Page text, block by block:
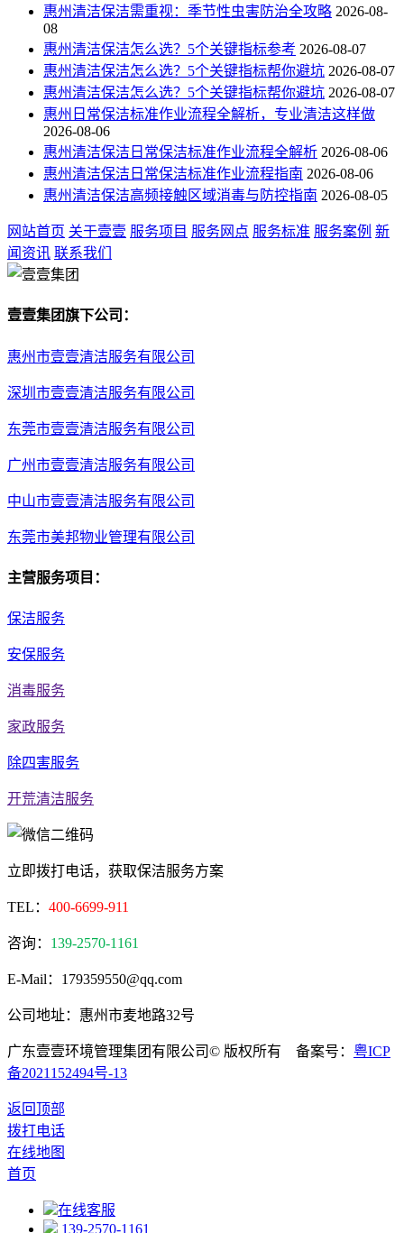
惠州清洁保洁需重视：季节性虫害防治全攻略 2026-08-
08
惠州清洁保洁怎么选？5个关键指标参考 2026-08-07
惠州清洁保洁怎么选？5个关键指标帮你避坑 2026-08-07
惠州清洁保洁怎么选？5个关键指标帮你避坑 2026-08-07
惠州日常保洁标准作业流程全解析，专业清洁这样做
2026-08-06
惠州清洁保洁日常保洁标准作业流程全解析 2026-08-06
惠州清洁保洁日常保洁标准作业流程指南 2026-08-06
惠州清洁保洁高频接触区域消毒与防控指南 2026-08-05
网站首页 关于壹壹 服务项目 服务网点 服务标准 服务案例 新
闻资讯 联系我们
壹壹集团旗下公司：
惠州市壹壹清洁服务有限公司
深圳市壹壹清洁服务有限公司
东莞市壹壹清洁服务有限公司
广州市壹壹清洁服务有限公司
中山市壹壹清洁服务有限公司
东莞市美邦物业管理有限公司
主营服务项目：
保洁服务
安保服务
消毒服务
家政服务
除四害服务
开荒清洁服务
立即拨打电话，获取保洁服务方案
TEL： 400-6699-911
咨询： 139-2570-1161
E-Mail：179359550@qq.com
公司地址：惠州市麦地路32号
广东壹壹环境管理集团有限公司© 版权所有 备案号： 粤ICP
备2021152494号-13
返回顶部
拨打电话
在线地图
首页
在线客服
139-2570-1161